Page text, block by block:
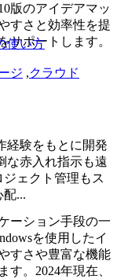
版のアイデアマッ
すさと効率性を提
サポートします。
ーション手段の一
を使用したイ
すさや豊富な機能
。2024年現在、
使い方
ジ ,クラウド
経験をもとに開発
な赤入れ指示も遠
ェクト管理もス
...